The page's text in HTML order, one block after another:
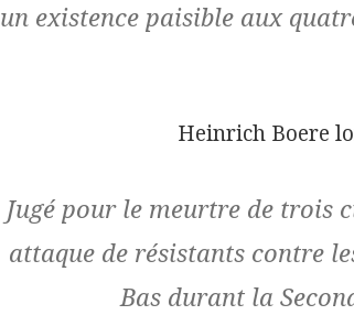
un existence paisible aux
Heinrich Boere
Jugé pour le meurtre de trois
attaque de résistants contre
Bas durant la